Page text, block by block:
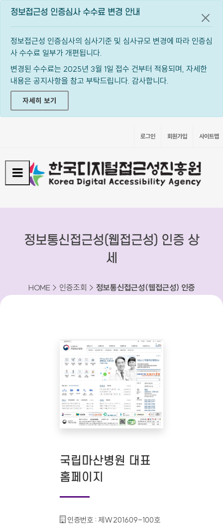
정보접근성 인증심사 수수료 변경 안내
정보접근성 인증심사의 심사기준 및 심사규모 변경에 따라 인증심
사 수수료 일부가 개편됩니다.
변경된 수수료는 2025년 3월 1일 접수 건부터 적용되며, 자세한
내용은 공지사항을 참고 부탁드립니다. 감사합니다.
자세히 보기
공지
로그인 회원가입 사이트맵
정보통신접근성(웹접근성) 인증 상
세
HOME > 인증조회 > 정보통신접근성(웹접근성) 인증
국립마산병원 대표
홈페이지
인증번호 : 제W201609-100호